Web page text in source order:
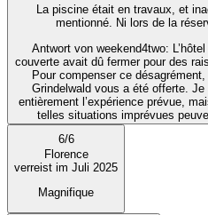
La piscine était en travaux, et
mentionné. Ni lors de la
Antwort von weekend4two:
couverte avait dû fermer pour des
Pour compenser ce
Grindelwald vous a été offerte.
entièrement l’expérience prévue,
telles situations imprévues
6/6
Florence
verreist im Juli 2025
Magnifique